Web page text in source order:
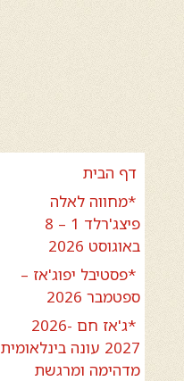
דף הבית
*מחווה לאלה
פיצג'רלד 1 – 8
באוגוסט 2026
*פסטיבל יפוג'אז –
ספטמבר 2026
*ג'אז חם 2026-
2027 עונה בינלאומית
מדהימה ומרגשת